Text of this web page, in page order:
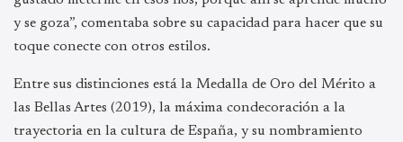
y se goza”, comentaba sobre su capacidad para hacer que su
toque conecte con otros estilos.
Entre sus distinciones está la Medalla de Oro del Mérito a
las Bellas Artes (2019), la máxima condecoración a la
trayectoria en la cultura de España, y su nombramiento